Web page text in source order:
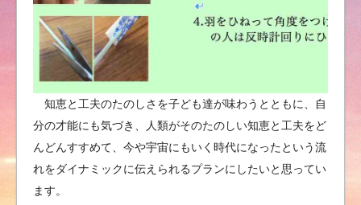
知恵と工夫のたのしさを子ども達が味わうとともに、自
分の才能にも気づき、人類がそのたのしい知恵と工夫をど
んどんすすめて、今や宇宙にもいく時代になったという流
れをダイナミックに伝えられるプランにしたいと思ってい
ます。